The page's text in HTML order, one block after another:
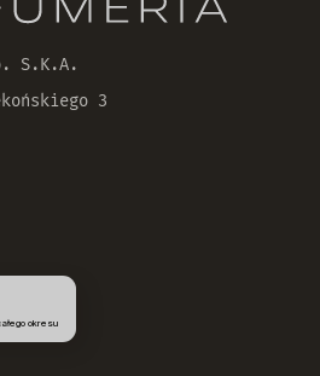
zwrot zamówienia
S.K.A.
3
okresu